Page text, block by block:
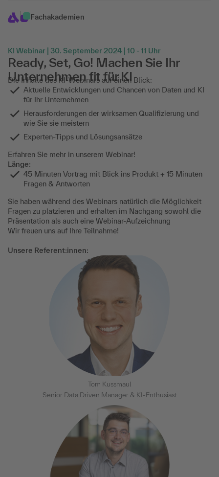
Fachakademien
KI Webinar | 30. September 2024 | 10 - 11 Uhr
Ready, Set, Go! Machen Sie Ihr
Unternehmen fit für KI
Die Inhalte des KI-Webinars auf einen Blick:
Aktuelle Entwicklungen und Chancen von Daten und KI
für Ihr Unternehmen
Herausforderungen der wirksamen Qualifizierung und
wie Sie sie meistern
Experten-Tipps und Lösungsansätze
Erfahren Sie mehr in unserem Webinar!
Länge:
45 Minuten Vortrag mit Blick ins Produkt + 15 Minuten
Fragen & Antworten
Sie haben während des Webinars natürlich die Möglichkeit
Fragen zu platzieren und erhalten im Nachgang sowohl die
Präsentation als auch eine Webinar-Aufzeichnung
Wir freuen uns auf Ihre Teilnahme!
Unsere Referent:innen:
Tom Kussmaul
Senior Data Driven Manager & KI-Enthusiast